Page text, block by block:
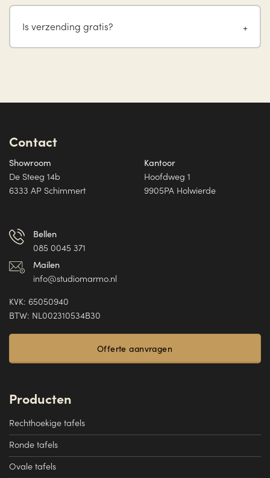
Is verzending gratis?
Contact
Showroom
De Steeg 14b
6333 AP Schimmert
Kantoor
Hoofdweg 1
9905PA Holwierde
Bellen
085 0045 371
Mailen
info@studiomarmo.nl
KVK: 65050940
BTW: NL002310534B30
Offerte aanvragen
Producten
Rechthoekige tafels
Ronde tafels
Ovale tafels